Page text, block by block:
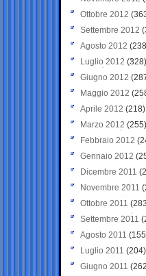
Ottobre 2012
Settembre 2012
Agosto 2012
Luglio 2012 (328)
Giugno 2012
Maggio 2012
Aprile 2012 (218)
Marzo 2012 (255)
Febbraio 2012
Gennaio 2012
Dicembre 2011
Novembre 2011
Ottobre 2011
Settembre 2011
Agosto 2011
Luglio 2011 (204)
Giugno 2011